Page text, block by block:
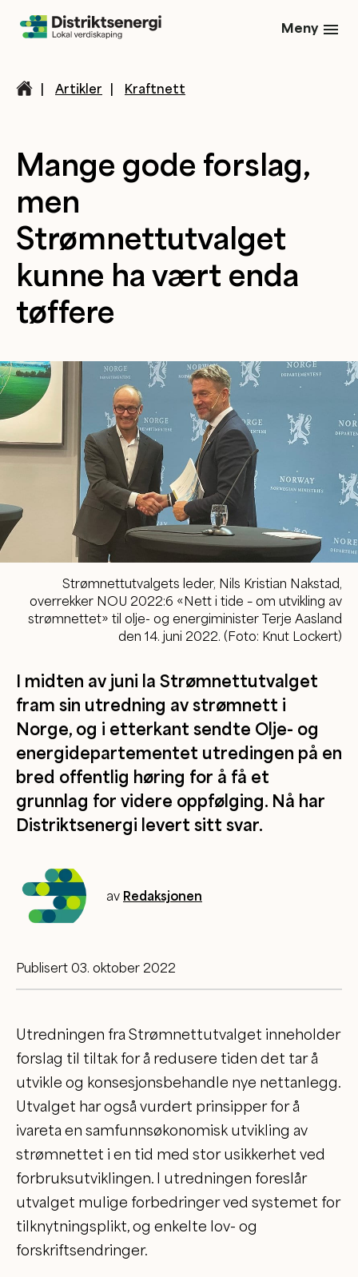
Meny
Artikler Kraftnett
Mange gode forslag,
men
Strømnettutvalget
kunne ha vært enda
tøffere
Strømnettutvalgets leder, Nils Kristian Nakstad,
overrekker NOU 2022:6 «Nett i tide – om utvikling av
strømnettet» til olje- og energiminister Terje Aasland
den 14. juni 2022. (Foto: Knut Lockert)
I midten av juni la Strømnettutvalget
fram sin utredning av strømnett i
Norge, og i etterkant sendte Olje- og
energidepartementet utredingen på en
bred offentlig høring for å få et
grunnlag for videre oppfølging. Nå har
Distriktsenergi levert sitt svar.
av Redaksjonen
Publisert 03. oktober 2022
Utredningen fra Strømnettutvalget inneholder
forslag til tiltak for å redusere tiden det tar å
utvikle og konsesjonsbehandle nye nettanlegg.
Utvalget har også vurdert prinsipper for å
ivareta en samfunnsøkonomisk utvikling av
strømnettet i en tid med stor usikkerhet ved
forbruksutviklingen. I utredningen foreslår
utvalget mulige forbedringer ved systemet for
tilknytningsplikt, og enkelte lov- og
forskriftsendringer.